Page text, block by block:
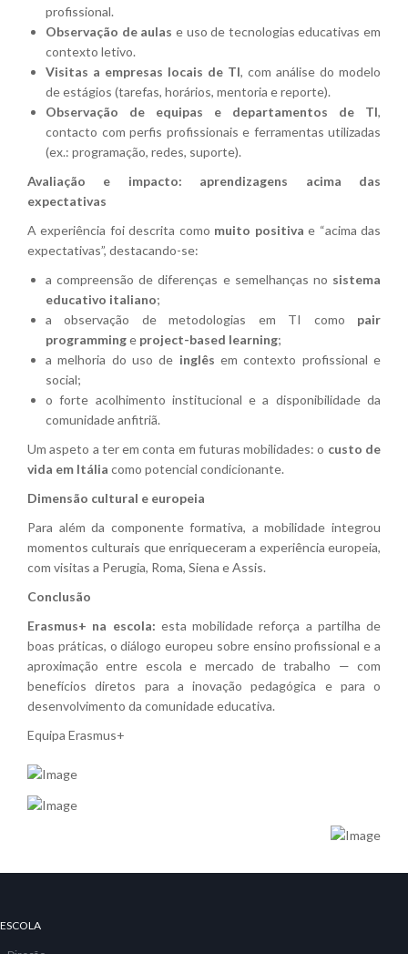
profissional.
Observação de aulas e uso de tecnologias educativas em
contexto letivo.
Visitas a empresas locais de TI, com análise do modelo
de estágios (tarefas, horários, mentoria e reporte).
Observação de equipas e departamentos de TI,
contacto com perfis profissionais e ferramentas utilizadas
(ex.: programação, redes, suporte).
Avaliação e impacto: aprendizagens acima das
expectativas
A experiência foi descrita como muito positiva e “acima das
expectativas”, destacando-se:
a compreensão de diferenças e semelhanças no sistema
educativo italiano;
a observação de metodologias em TI como pair
programminge project-based learning;
a melhoria do uso de inglês em contexto profissional e
social;
o forte acolhimento institucional e a disponibilidade da
comunidade anfitriã.
Um aspeto a ter em conta em futuras mobilidades: o custo de
vida em Itália como potencial condicionante.
Dimensão cultural e europeia
Para além da componente formativa, a mobilidade integrou
momentos culturais que enriqueceram a experiência europeia,
com visitas a Perugia, Roma, Siena e Assis.
Conclusão
Erasmus+ na escola: esta mobilidade reforça a partilha de
boas práticas, o diálogo europeu sobre ensino profissional e a
aproximação entre escola e mercado de trabalho — com
benefícios diretos para a inovação pedagógica e para o
desenvolvimento da comunidade educativa.
Equipa Erasmus+
ESCOLA